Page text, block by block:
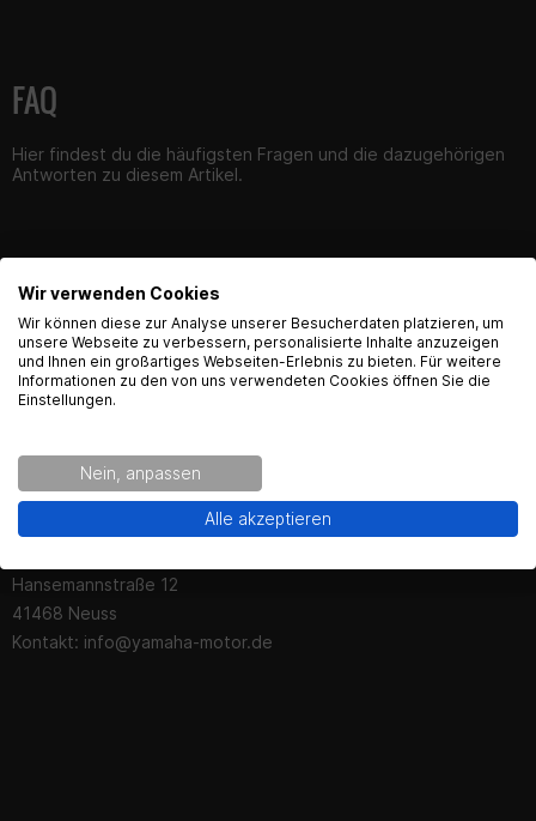
FAQ
Hier findest du die häufigsten Fragen und die dazugehörigen
Antworten zu diesem Artikel.
Produktsicherheit
Dokumente
Produktsicherheitshinweise-Lenker-Griffe-Hebel
Kontaktinformationen des Herstellers:
Hansemannstraße 12
41468 Neuss
Kontakt: info@yamaha-motor.de
English Language recognized
Hey! Our Shop recognized that you are from USA.
Would you like to see the english Version of Radical
No thanks.
Wir verwenden Cookies
Wir können diese zur Analyse unserer Besucherdaten platzieren, um
unsere Webseite zu verbessern, personalisierte Inhalte anzuzeigen
und Ihnen ein großartiges Webseiten-Erlebnis zu bieten. Für weitere
Informationen zu den von uns verwendeten Cookies öffnen Sie die
Einstellungen.
Nein, anpassen
Alle akzeptieren